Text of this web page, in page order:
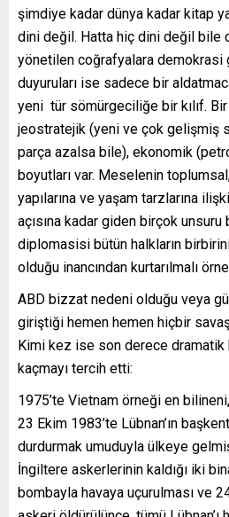
şimdiye kadar dünya kadar kitap
dini değil. Hatta hiç dini değil bile
yönetilen coğrafyalara demokrasi
duyuruları ise sadece bir
yeni tür sömürgeciliğe bir kılıf.
jeostratejik (yeni ve çok gelişmiş
parça azalsa bile), ekonomik
boyutları var. Meselenin
yapılarına ve yaşam tarzlarına
açısına kadar giden birçok unsuru
diplomasisi bütün halkların
olduğu inancından kurtarılmalı
ABD bizzat nedeni olduğu veya
giriştiği hemen hemen hiçbir
Kimi kez ise son derece dramatik
kaçmayı tercih etti:
1975’te Vietnam örneği en
23 Ekim 1983’te Lübnan’ın
durdurmak umuduyla ülkeye
İngiltere askerlerinin kaldığı iki
bombayla havaya uçurulması ve